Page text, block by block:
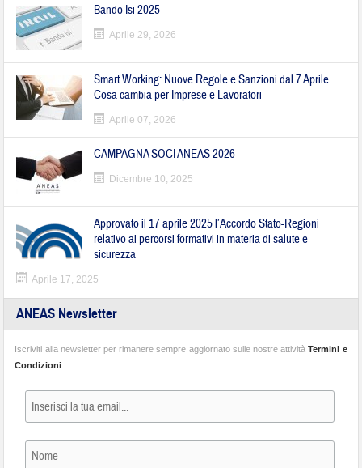
Bando Isi 2025
Aprile 29, 2026
Smart Working: Nuove Regole e Sanzioni dal 7 Aprile.
Cosa cambia per Imprese e Lavoratori
Aprile 07, 2026
CAMPAGNA SOCI ANEAS 2026
Dicembre 10, 2025
Approvato il 17 aprile 2025 l’Accordo Stato-Regioni
relativo ai percorsi formativi in materia di salute e
sicurezza
Aprile 17, 2025
ANEAS Newsletter
Iscriviti alla newsletter per rimanere sempre aggiornato sulle nostre attivitàTermini e
Condizioni